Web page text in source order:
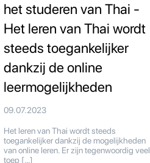
het studeren van Thai -
Het leren van Thai wordt
steeds toegankelijker
dankzij de online
leermogelijkheden
09.07.2023
Het leren van Thai wordt steeds
toegankelijker dankzij de mogelijkheden
van online leren. Er zijn tegenwoordig veel
toep […]